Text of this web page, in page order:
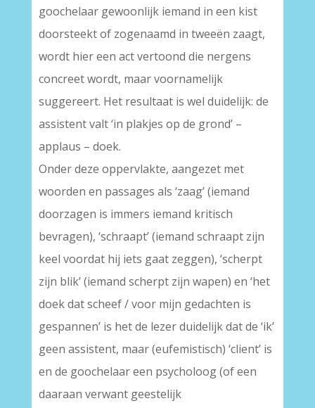
goochelaar gewoonlijk iemand in een kist
doorsteekt of zogenaamd in tweeën zaagt,
wordt hier een act vertoond die nergens
concreet wordt, maar voornamelijk
suggereert. Het resultaat is wel duidelijk: de
assistent valt ‘in plakjes op de grond’ –
applaus – doek.
Onder deze oppervlakte, aangezet met
woorden en passages als ‘zaag’ (iemand
doorzagen is immers iemand kritisch
bevragen), ‘schraapt’ (iemand schraapt zijn
keel voordat hij iets gaat zeggen), ‘scherpt
zijn blik’ (iemand scherpt zijn wapen) en ‘het
doek dat scheef / voor mijn gedachten is
gespannen’ is het de lezer duidelijk dat de ‘ik’
geen assistent, maar (eufemistisch) ‘client’ is
en de goochelaar een psycholoog (of een
daaraan verwant geestelijk